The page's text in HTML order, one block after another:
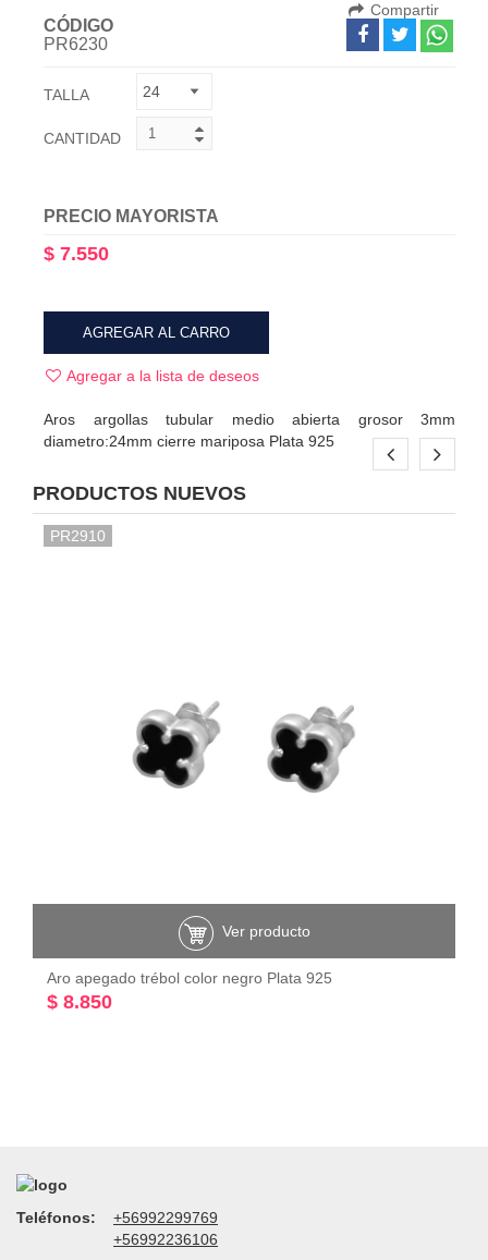
CÓDIGO
PR6230
Compartir
TALLA
CANTIDAD
PRECIO MAYORISTA
$ 7.550
AGREGAR AL CARRO
Agregar a la lista de deseos
Aros argollas tubular medio abierta grosor 3mm
diametro:24mm cierre mariposa Plata 925
PRODUCTOS NUEVOS
Ver producto
PR2910
Aro apegado trébol color negro Plata 925
$ 8.850
Teléfonos:
+56992299769
+56992236106